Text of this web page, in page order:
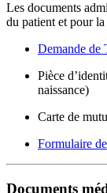
Les documents
du patient et pour
Demande
Pièce
naissance)
Carte de
Formulaire
Documents